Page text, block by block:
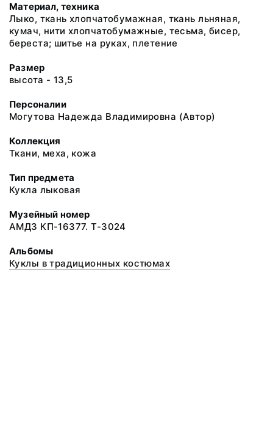
Материал, техника
Лыко, ткань хлопчатобумажная, ткань льняная,
кумач, нити хлопчатобумажные, тесьма, бисер,
береста; шитье на руках, плетение
Размер
высота - 13,5
Персоналии
Могутова Надежда Владимировна (Автор)
Коллекция
Ткани, меха, кожа
Тип предмета
Кукла лыковая
Музейный номер
АМДЗ КП-16377. Т-3024
Альбомы
Куклы в традиционных костюмах